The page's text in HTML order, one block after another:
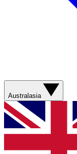
Australasia